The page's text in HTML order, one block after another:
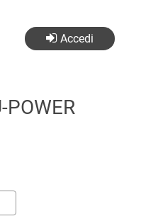
Accedi
POWER